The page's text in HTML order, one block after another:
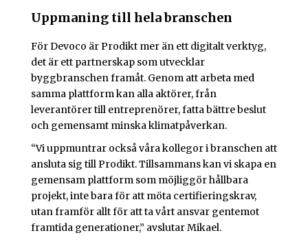
Uppmaning till hela branschen
För Devoco är Prodikt mer än ett digitalt verktyg,
det är ett partnerskap som utvecklar
byggbranschen framåt. Genom att arbeta med
samma plattform kan alla aktörer, från
leverantörer till entreprenörer, fatta bättre beslut
och gemensamt minska klimatpåverkan.
“Vi uppmuntrar också våra kollegor i branschen att
ansluta sig till Prodikt. Tillsammans kan vi skapa en
gemensam plattform som möjliggör hållbara
projekt, inte bara för att möta certifieringskrav,
utan framför allt för att ta vårt ansvar gentemot
framtida generationer,” avslutar Mikael.